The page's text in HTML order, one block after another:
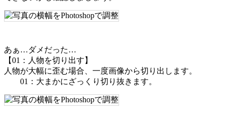
あぁ…ダメだった…
【01：人物を切り出す】
人物が大幅に歪む場合、一度画像から切り出します。
01：大まかにざっくり切り抜きます。